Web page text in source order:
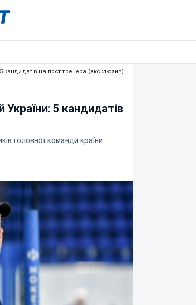
кандидатів на пост тренера (ексклюзив)
України: 5 кандидатів
головної команди країни